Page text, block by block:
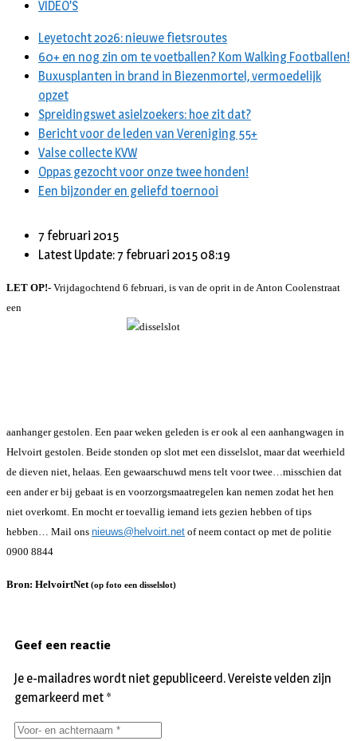
VIDEO’S
Leyetocht 2026: nieuwe fietsroutes
60+ en nog zin om te voetballen? Kom Walking Footballen!
Buxusplanten in brand in Biezenmortel, vermoedelijk
opzet
Spreidingswet asielzoekers: hoe zit dat?
Bericht voor de leden van Vereniging 55+
Valse collecte KVW
Oppas gezocht voor onze twee honden!
Een bijzonder en geliefd toernooi
7 februari 2015
Latest Update: 7 februari 2015 08:19
LET OP!- Vrijdagochtend 6 februari, is van de oprit in de Anton Coolenstraat
een
aanhanger gestolen. Een paar weken geleden is er ook al een aanhangwagen in
Helvoirt gestolen. Beide stonden op slot met een disselslot, maar dat weerhield
de dieven niet, helaas. Een gewaarschuwd mens telt voor twee…misschien dat
een ander er bij gebaat is en voorzorgsmaatregelen kan nemen zodat het hen
niet overkomt. En mocht er toevallig iemand iets gezien hebben of tips
hebben… Mail ons nieuws@helvoirt.net of neem contact op met de politie
0900 8844
Bron: HelvoirtNet(op foto een disselslot)
Geef een reactie
Je e-mailadres wordt niet gepubliceerd.Vereiste velden zijn
gemarkeerd met *